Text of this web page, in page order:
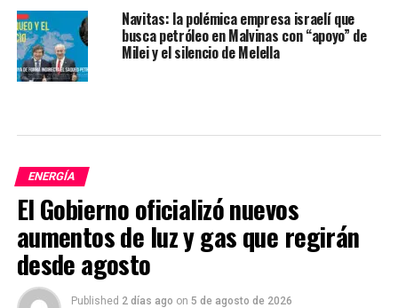
Navitas: la polémica empresa israelí que
busca petróleo en Malvinas con “apoyo” de
Milei y el silencio de Melella
ENERGÍA
El Gobierno oficializó nuevos
aumentos de luz y gas que regirán
desde agosto
Published 2 días ago on 5 de agosto de 2026